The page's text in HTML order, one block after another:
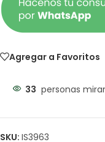
Agregar a Favoritos
33 personas
SKU: IS3963